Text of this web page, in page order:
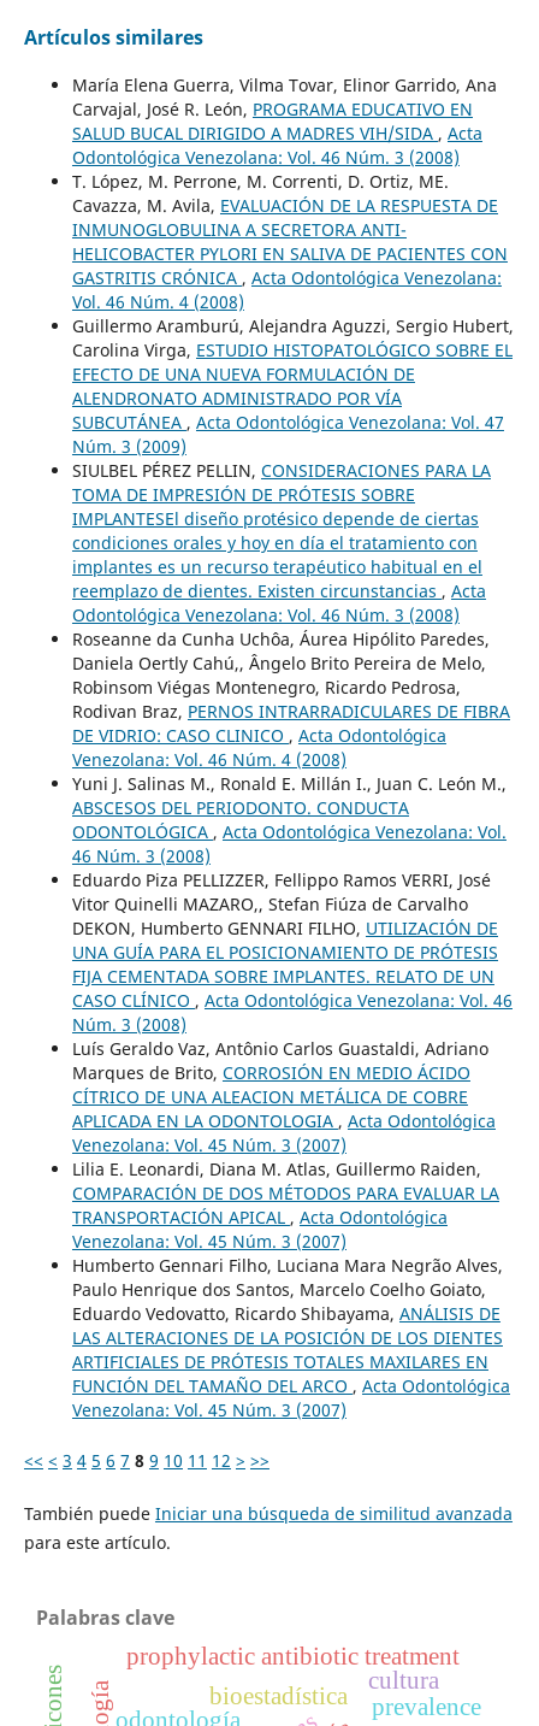
Artículos similares
María Elena Guerra, Vilma Tovar, Elinor Garrido, Ana
Carvajal, José R. León, PROGRAMA EDUCATIVO EN
SALUD BUCAL DIRIGIDO A MADRES VIH/SIDA , Acta
Odontológica Venezolana: Vol. 46 Núm. 3 (2008)
T. López, M. Perrone, M. Correnti, D. Ortiz, ME.
Cavazza, M. Avila, EVALUACIÓN DE LA RESPUESTA DE
INMUNOGLOBULINA A SECRETORA ANTI-
HELICOBACTER PYLORI EN SALIVA DE PACIENTES CON
GASTRITIS CRÓNICA , Acta Odontológica Venezolana:
Vol. 46 Núm. 4 (2008)
Guillermo Aramburú, Alejandra Aguzzi, Sergio Hubert,
Carolina Virga, ESTUDIO HISTOPATOLÓGICO SOBRE EL
EFECTO DE UNA NUEVA FORMULACIÓN DE
ALENDRONATO ADMINISTRADO POR VÍA
SUBCUTÁNEA , Acta Odontológica Venezolana: Vol. 47
Núm. 3 (2009)
SIULBEL PÉREZ PELLIN, CONSIDERACIONES PARA LA
TOMA DE IMPRESIÓN DE PRÓTESIS SOBRE
IMPLANTESEl diseño protésico depende de ciertas
condiciones orales y hoy en día el tratamiento con
implantes es un recurso terapéutico habitual en el
reemplazo de dientes. Existen circunstancias , Acta
Odontológica Venezolana: Vol. 46 Núm. 3 (2008)
Roseanne da Cunha Uchôa, Áurea Hipólito Paredes,
Daniela Oertly Cahú,, Ângelo Brito Pereira de Melo,
Robinsom Viégas Montenegro, Ricardo Pedrosa,
Rodivan Braz, PERNOS INTRARRADICULARES DE FIBRA
DE VIDRIO: CASO CLINICO , Acta Odontológica
Venezolana: Vol. 46 Núm. 4 (2008)
Yuni J. Salinas M., Ronald E. Millán I., Juan C. León M.,
ABSCESOS DEL PERIODONTO. CONDUCTA
ODONTOLÓGICA , Acta Odontológica Venezolana: Vol.
46 Núm. 3 (2008)
Eduardo Piza PELLIZZER, Fellippo Ramos VERRI, José
Vitor Quinelli MAZARO,, Stefan Fiúza de Carvalho
DEKON, Humberto GENNARI FILHO, UTILIZACIÓN DE
UNA GUÍA PARA EL POSICIONAMIENTO DE PRÓTESIS
FIJA CEMENTADA SOBRE IMPLANTES. RELATO DE UN
CASO CLÍNICO , Acta Odontológica Venezolana: Vol. 46
Núm. 3 (2008)
Luís Geraldo Vaz, Antônio Carlos Guastaldi, Adriano
Marques de Brito, CORROSIÓN EN MEDIO ÁCIDO
CÍTRICO DE UNA ALEACION METÁLICA DE COBRE
APLICADA EN LA ODONTOLOGIA , Acta Odontológica
Venezolana: Vol. 45 Núm. 3 (2007)
Lilia E. Leonardi, Diana M. Atlas, Guillermo Raiden,
COMPARACIÓN DE DOS MÉTODOS PARA EVALUAR LA
TRANSPORTACIÓN APICAL , Acta Odontológica
Venezolana: Vol. 45 Núm. 3 (2007)
Humberto Gennari Filho, Luciana Mara Negrão Alves,
Paulo Henrique dos Santos, Marcelo Coelho Goiato,
Eduardo Vedovatto, Ricardo Shibayama, ANÁLISIS DE
LAS ALTERACIONES DE LA POSICIÓN DE LOS DIENTES
ARTIFICIALES DE PRÓTESIS TOTALES MAXILARES EN
FUNCIÓN DEL TAMAÑO DEL ARCO , Acta Odontológica
Venezolana: Vol. 45 Núm. 3 (2007)
<< < 3 4 5 6 7 8 9 10 11 12 > >>
También puede Iniciar una búsqueda de similitud avanzada
para este artículo.
Palabras clave
odontología
bioestadística
prophylactic antibiotic treatment
prevalence
cultura